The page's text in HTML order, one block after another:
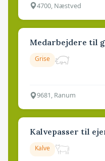
4700, Næstved
Medarbejdere til
Grise
9681, Ranum
Kalvepasser til
Kalve